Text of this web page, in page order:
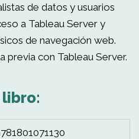
de datos y usuarios
a Tableau Server y
de navegación web.
previa con Tableau Server.